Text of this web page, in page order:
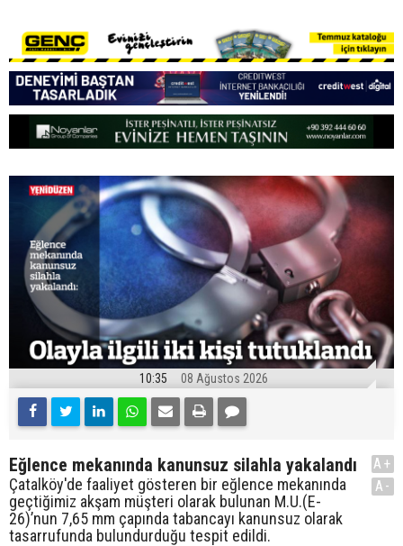
10:35 08 Ağustos 2026
Eğlence mekanında kanunsuz silahla yakalandı
Çatalköy'de faaliyet gösteren bir eğlence mekanında
geçtiğimiz akşam müşteri olarak bulunan M.U.(E-
26)’nun 7,65 mm çapında tabancayı kanunsuz olarak
tasarrufunda bulundurduğu tespit edildi.
A+
A-